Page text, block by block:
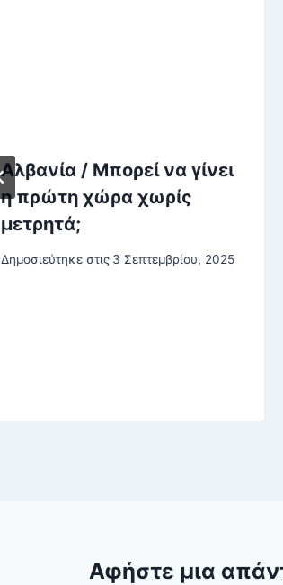
Αλβανία / Μπορεί να γίνει
η πρώτη χώρα χωρίς
μετρητά;
Δημοσιεύτηκε στις 3 Σεπτεμβρίου, 2025
Αφήστε μια